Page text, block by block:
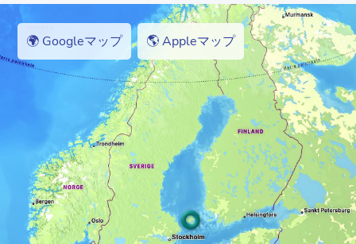
🌍 Googleマップ 🌎 Appleマップ